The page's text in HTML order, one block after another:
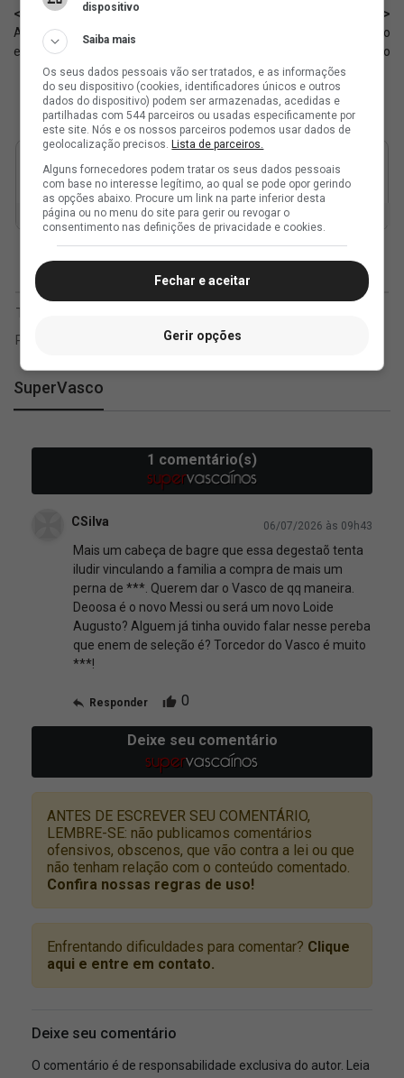
< Anterior
António Oliveira não é consenso
entre dirigentes do Vasco
Próximo >
Fanático Vascaíno: O caos no
Vasco
SuperVasco
dispositivo
Saiba mais
Os seus dados pessoais vão ser tratados, e as informações
do seu dispositivo (cookies, identificadores únicos e outros
dados do dispositivo) podem ser armazenadas, acedidas e
partilhadas com 544 parceiros ou usadas especificamente por
este site. Nós e os nossos parceiros podemos usar dados de
geolocalização precisos. Lista de parceiros.
Alguns fornecedores podem tratar os seus dados pessoais
com base no interesse legítimo, ao qual se pode opor gerindo
as opções abaixo. Procure um link na parte inferior desta
página ou no menu do site para gerir ou revogar o
consentimento nas definições de privacidade e cookies.
Fechar e aceitar
Gerir opções